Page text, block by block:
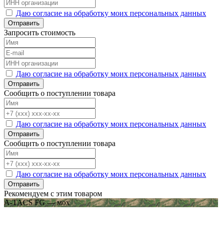
Даю согласие на обработку моих персональных данных
Отправить
Запросить стоимость
Даю согласие на обработку моих персональных данных
Отправить
Сообщить о поступлении товара
Даю согласие на обработку моих персональных данных
Отправить
Сообщить о поступлении товара
Даю согласие на обработку моих персональных данных
Отправить
Рекомендуем с этим товаром
A-TACS FG — мох